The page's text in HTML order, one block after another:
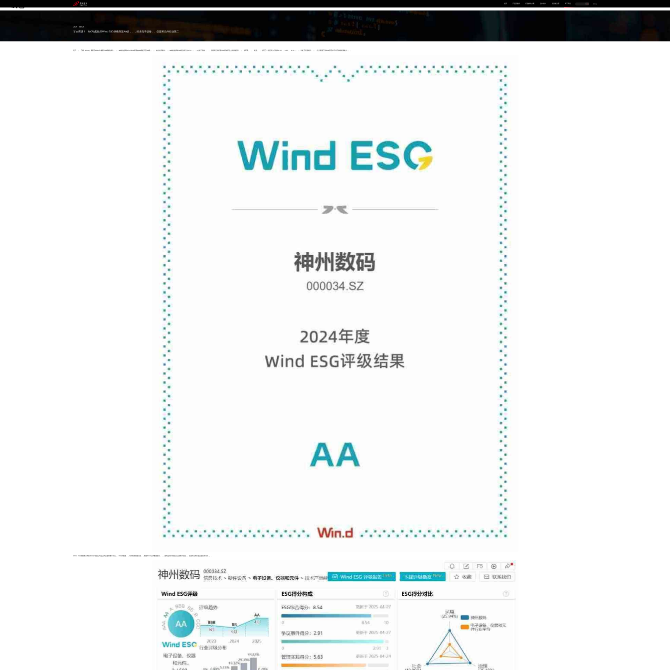
首页 产品及服务 行业解决方案 合作伙伴 投资者关系 关于我们 中EN
2025 / 04 / 28
首次突破！！NO钱包数码Wind ESG评级升至AA级，，，排名电子设备、、仪器和元件行业第二
近日，，，万得（Wind）更新了2024年最新ESG评级结果，，，，NO钱包数码Wind ESG评级由BB级提升至AA级。。。。在此次评级中，，，NO钱包数码ESG综合得分为8.54，，，，在电子设备、、、、仪器和元件行业502家纳评企业中排名第二，，，在环境、、、、社会、、、治理三个维度得分分别为6.95、、8.63、、8.01，，，，均处于行业前列，，，，充分彰显了其ESG管理水平与可持续发展能力。。。
Wind ESG评级体系将获得AA评级的公司定义为企业管理水平高，，ESG风险低，，可持续发展能力强，，根据Wind公开数据显示，，，国内达到AA级及以上的电子设备、、仪器和元件行业企业仅有4家。。。